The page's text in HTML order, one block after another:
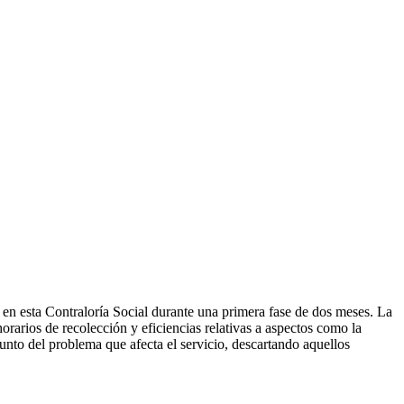
esta Contraloría Social durante una primera fase de dos meses. La
de recolección y eficiencias relativas a aspectos como la
del problema que afecta el servicio, descartando aquellos